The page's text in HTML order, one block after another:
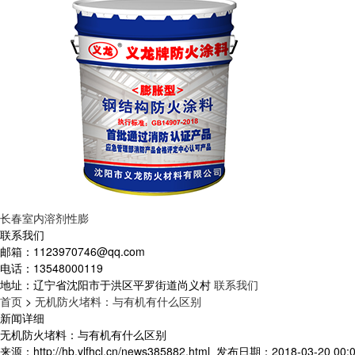
长春室内溶剂性膨
联系我们
邮箱： 1123970746@qq.com
电话： 13548000119
地址： 辽宁省沈阳市于洪区平罗街道尚义村 联系我们
首页 > 无机防火堵料：与有机有什么区别
新闻详细
无机防火堵料：与有机有什么区别
来源：http://hb.ylfhcl.cn/news385882.html 发布日期：2018-03-20